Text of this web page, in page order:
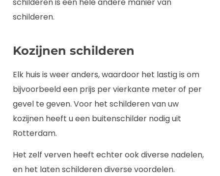
schilderen.
Kozijnen schilderen
Elk huis is weer anders, waardoor het lastig is om
bijvoorbeeld een prijs per vierkante meter of per
gevel te geven. Voor het schilderen van uw
kozijnen heeft u een buitenschilder nodig uit
Rotterdam.
Het zelf verven heeft echter ook diverse nadelen,
en het laten schilderen diverse voordelen.